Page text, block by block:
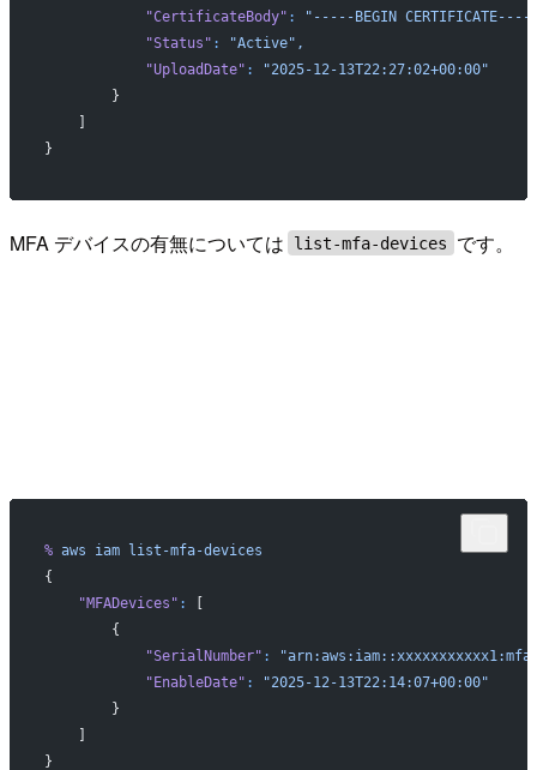
            "CertificateBody"
:
"-----BEGIN CERTIFICATE-----
            "Status"
:
"Active",
            "UploadDate"
:
"2025-12-13T22:27:02+00:00"
        }
    ]
}
MFA デバイスの有無については list-mfa-devices です。
% aws iam list-mfa-devices
{
    "MFADevices"
:
[
        {
            "SerialNumber"
:
            "EnableDate"
:
"2025-12-13T22:14:07+00:00"
        }
    ]
}